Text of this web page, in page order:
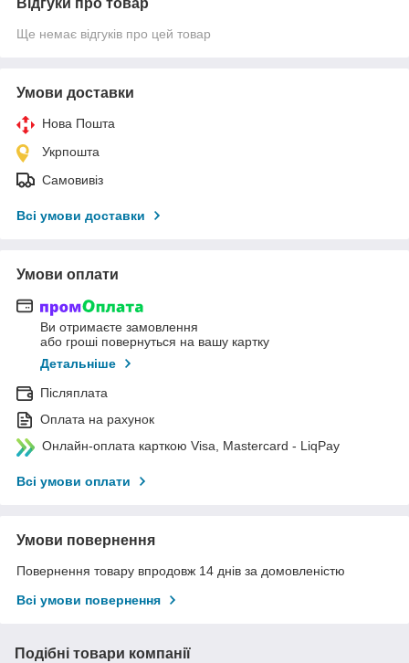
Ще немає відгуків про цей товар
Умови доставки
Нова Пошта
Укрпошта
Самовивіз
Всі умови доставки
Умови оплати
Ви отримаєте замовлення
або гроші повернуться на вашу картку
Детальніше
Післяплата
Оплата на рахунок
Онлайн-оплата карткою Visa, Mastercard - LiqPay
Всі умови оплати
Умови повернення
Повернення товару впродовж 14 днів за домовленістю
Всі умови повернення
Подібні товари компанії